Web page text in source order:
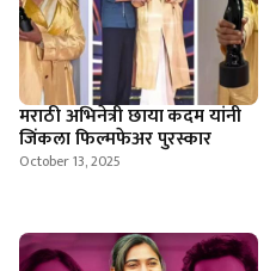
मराठी अभिनेत्री छाया कदम यांनी
जिंकला फिल्मफेअर पुरस्कार
October 13, 2025